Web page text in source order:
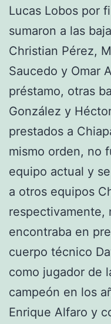
Lucas Lobos por
sumaron a las
Christian Pérez,
Saucedo y Omar
préstamo, otras
González y
prestados a
mismo orden, no
equipo actual y
a otros equipos
respectivamente,
encontraba en
cuerpo técnico
como jugador de
campeón en los
Enrique Alfaro y